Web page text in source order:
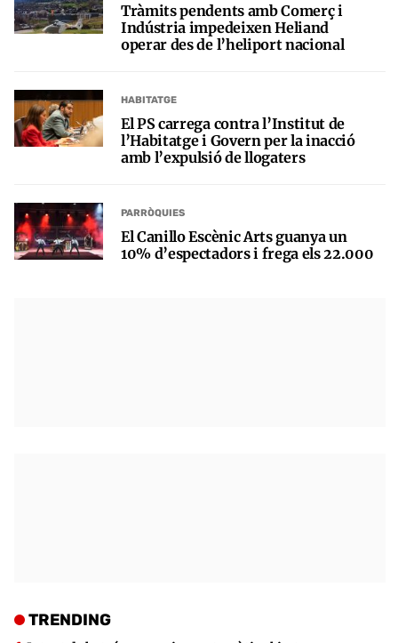
Tràmits pendents amb Comerç i
Indústria impedeixen Heliand
operar des de l’heliport nacional
HABITATGE
El PS carrega contra l’Institut de
l’Habitatge i Govern per la inacció
amb l’expulsió de llogaters
PARRÒQUIES
El Canillo Escènic Arts guanya un
10% d’espectadors i frega els 22.000
TRENDING